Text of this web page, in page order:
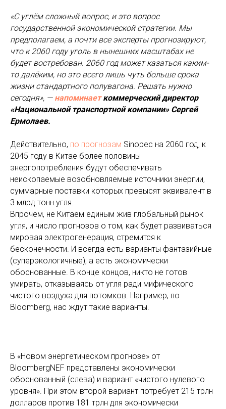
«С углём сложный вопрос, и это вопрос
государственной экономической стратегии. Мы
предполагаем, а почти все эксперты прогнозируют,
что к 2060 году уголь в нынешних масштабах не
будет востребован. 2060 год может казаться каким-
то далёким, но это всего лишь чуть больше срока
жизни стандартного полувагона. Решать нужно
сегодня», — напоминаеткоммерческий директор
«Национальной транспортной компании» Сергей
Ермолаев.
Действительно, по прогнозам Sinopec на 2060 год, к
2045 году в Китае более половины
энергопотребления будут обеспечивать
неископаемые возобновляемые источники энергии,
суммарные поставки которых превысят эквивалент в
3 млрд тонн угля.
Впрочем, не Китаем единым жив глобальный рынок
угля, и число прогнозов о том, как будет развиваться
мировая электрогенерация, стремится к
бесконечности. И всегда есть варианты фантазийные
(суперэкологичные), а есть экономически
обоснованные. В конце концов, никто не готов
умирать, отказываясь от угля ради мифического
чистого воздуха для потомков. Например, по
Bloomberg, нас ждут такие варианты.
В «Новом энергетическом прогнозе» от
BloombergNEF представлены экономически
обоснованный (слева) и вариант «чистого нулевого
уровня». При этом второй вариант потребует 215 трлн
долларов против 181 трлн для экономически